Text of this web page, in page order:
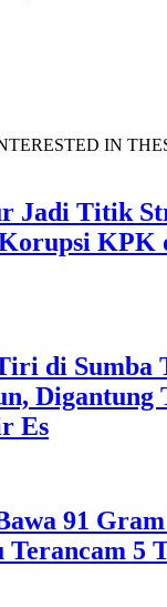
IN
Jadi Titik
KPK
di Sumba
Digantung
Es
91
Terancam 5